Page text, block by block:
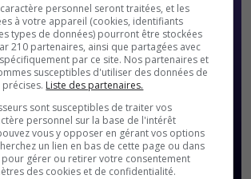
personnel seront traitées, et les
à votre appareil (cookies, identifiants
types de données) pourront être stockées
210 partenaires, ainsi que partagées avec
par ce site. Nos partenaires et
susceptibles d'utiliser des données de
Liste des partenaires.
sont susceptibles de traiter vos
personnel sur la base de l'intérêt
vous y opposer en gérant vos options
un lien en bas de cette page ou dans
pour gérer ou retirer votre consentement
des cookies et de confidentialité.